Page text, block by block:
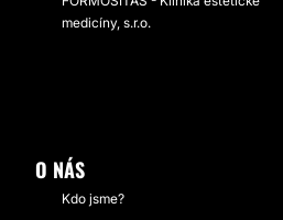
medicíny, s.r.o.
O NÁS
Kdo jsme?